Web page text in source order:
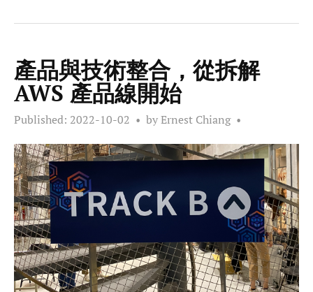
產品與技術整合，從拆解
AWS 產品線開始
Published: 2022-10-02 by Ernest Chiang